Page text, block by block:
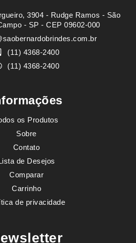
3904 - Rudge Ramos - São
- SP - CEP 09602-000
(11) 4368-2400
(11) 4368-2400
os Produtos
Sobre
Contato
de Desejos
Comparar
Carrinho
de privacidade